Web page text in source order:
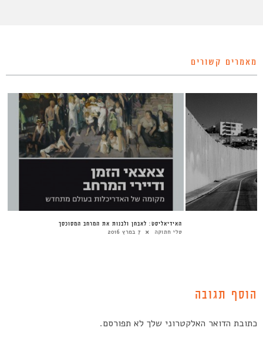
מאמרים קשורים
האידיאליסט: לאבחן ולבנות את המרחב המסוכסך
טלי חתוקה 7 במרץ 2016
הוסף תגובה
כתובת הדואר האלקטרוני שלך לא תפורסם.